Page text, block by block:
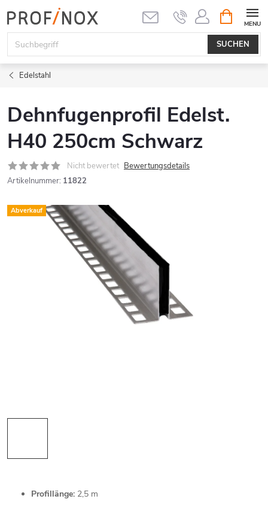
Inhalt
springen
SUCHEN
Edelstahl
Dehnfugenprofil Edelst.
H40 250cm Schwarz
Nicht bewertet Bewertungsdetails
Artikelnummer: 11822
Abverkauf
Profillänge: 2,5 m